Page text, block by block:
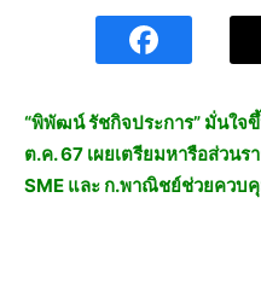
“พิพัฒน์ รัชกิจประการ” มั่นใจ
ต.ค. 67 เผยเตรียมหารือส่วนร
SME และ ก.พาณิชย์ช่วยควบ